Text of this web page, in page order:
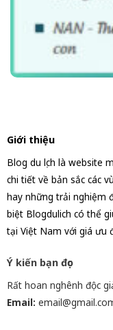
Giới thiệu
Blog du lịch là website
chi tiết về bản sắc các
hay những trải nghiệm
biệt Blogdulich có thể
tại Việt Nam với giá ưu
Ý kiến bạn đọc
Rất hoan nghênh độc
Email: